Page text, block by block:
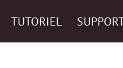
TUTORIEL